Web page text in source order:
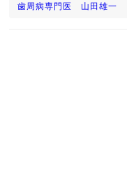
歯周病専門医 山田雄一